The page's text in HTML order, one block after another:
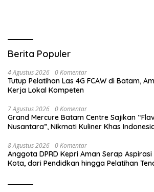
Berita Populer
4 Agustus 2026 0 Komentar
Tutup Pelatihan Las 4G FCAW di Batam,
Kerja Lokal Kompeten
7 Agustus 2026 0 Komentar
Grand Mercure Batam Centre Sajikan
Nusantara”, Nikmati Kuliner Khas
8 Agustus 2026 0 Komentar
Anggota DPRD Kepri Aman Serap
Kota, dari Pendidkan hingga Pelatihan